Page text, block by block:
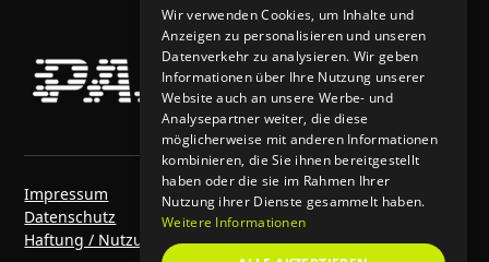
Impressum
Datenschutz
Haftung / Nutzungsbedingungen
Wir verwenden Cookies, um Inhalte und
Anzeigen zu personalisieren und unseren
Datenverkehr zu analysieren. Wir geben
Informationen über Ihre Nutzung unserer
Website auch an unsere Werbe- und
Analysepartner weiter, die diese
möglicherweise mit anderen Informationen
kombinieren, die Sie ihnen bereitgestellt
haben oder die sie im Rahmen Ihrer
Nutzung ihrer Dienste gesammelt haben.
Weitere Informationen